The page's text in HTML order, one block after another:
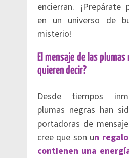
encierran. ¡Prepárate
en un universo de
misterio!
El mensaje de las
quieren decir?
Desde tiempos
plumas negras han
portadoras de
cree que son un
contienen una